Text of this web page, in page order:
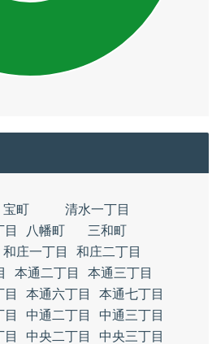
宝町
清水一丁目
目 八幡町
三和町
和庄一丁目
和庄二丁目
本通二丁目
本通三丁目
目 本通六丁目
本通七丁目
目 中通二丁目
中通三丁目
目 中央二丁目
中央三丁目